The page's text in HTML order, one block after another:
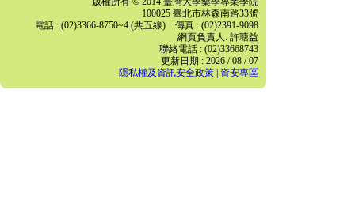
100025 臺北市林森南路33號
電話 : (02)3366-8750~4 (共五線) 傳真 : (02)2391-9098
網頁負責人: 許瑭益
聯絡電話 : (02)33668743
更新日期 : 2026 / 08 / 07
隱私權及資訊安全政策
資安專區